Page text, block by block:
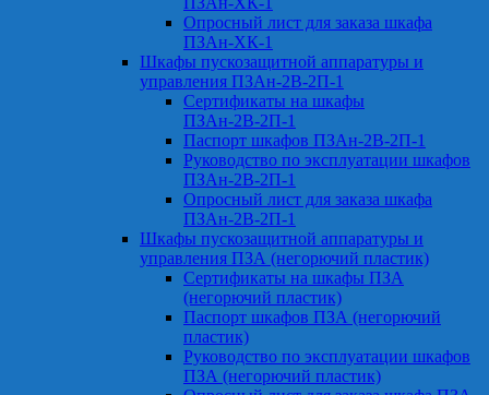
Опросный лист для заказа шкафа
ПЗАн-ХК-1
Шкафы пускозащитной аппаратуры и
управления ПЗАн-2В-2П-1
Сертификаты на шкафы
ПЗАн-2В-2П-1
Паспорт шкафов ПЗАн-2В-2П-1
Руководство по эксплуатации шкафов
ПЗАн-2В-2П-1
Опросный лист для заказа шкафа
ПЗАн-2В-2П-1
Шкафы пускозащитной аппаратуры и
управления ПЗА (негорючий пластик)
Сертификаты на шкафы ПЗА
(негорючий пластик)
Паспорт шкафов ПЗА (негорючий
пластик)
Руководство по эксплуатации шкафов
ПЗА (негорючий пластик)